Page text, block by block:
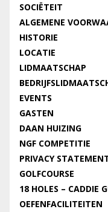
SOCIËTEIT
ALGEMENE
HISTORIE
LOCATIE
LIDMAATSCHAP
EVENTS
GASTEN
DAAN HUIZING
NGF COMPETITIE
PRIVACY
GOLFCOURSE
18 HOLES – CADDIE
OEFENFACILITEITEN